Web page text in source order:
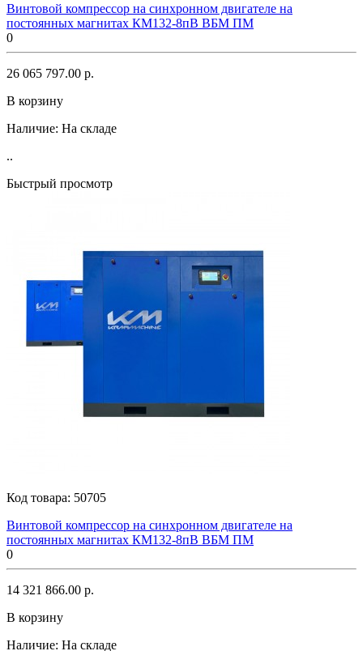
Винтовой компрессор на синхронном двигателе на
постоянных магнитах КМ132-8пВ ВБМ ПМ
0
26 065 797.00 р.
В корзину
Наличие: На складе
..
Быстрый просмотр
Код товара: 50705
Винтовой компрессор на синхронном двигателе на
постоянных магнитах КМ132-8пВ ВБМ ПМ
0
14 321 866.00 р.
В корзину
Наличие: На складе